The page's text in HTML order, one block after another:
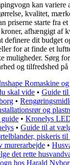
kan variere
kvalitet,
priserne starte fra
afhængigt af
definere dit budget
for at finde et
muligheder. Sørg
og tilfredshed på
Romaskine
skal vide • Guide til
•
og
guide • Kronelys
• Guide til at
piskeris til
murerarbejde •
det rette
hos Harald